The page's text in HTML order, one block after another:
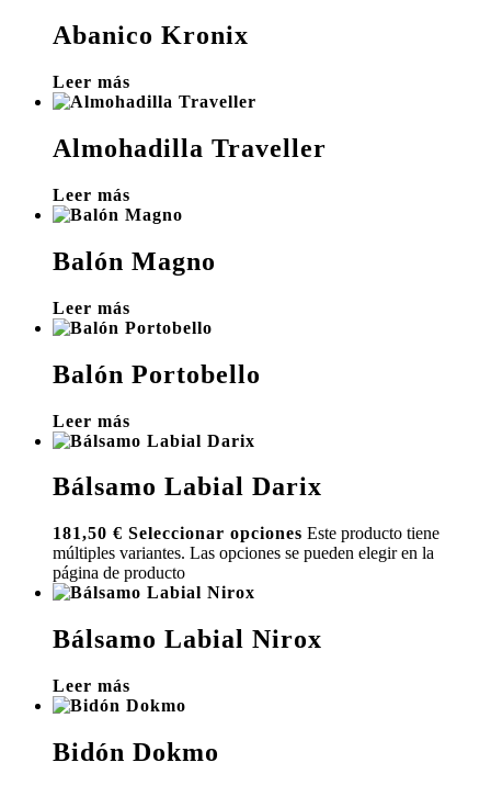
Abanico Kronix
Leer más
Almohadilla Traveller
Leer más
Balón Magno
Leer más
Balón Portobello
Leer más
Bálsamo Labial Darix
181,50 € Seleccionar opciones Este producto tiene
múltiples variantes. Las opciones se pueden elegir en la
página de producto
Bálsamo Labial Nirox
Leer más
Bidón Dokmo